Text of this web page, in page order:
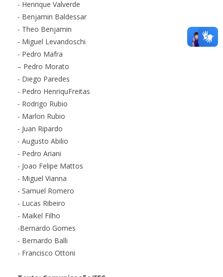
- Henrique Valverde
- Benjamin Baldessar
- Theo Benjamin
- Miguel Levandoschi
- Pedro Mafra
– Pedro Morato
- Diego Paredes
- Pedro HenriquFreitas
- Rodrigo Rubio
- Marlon Rubio
- Juan Ripardo
- Augusto Abilio
- Pedro Ariani
- Joao Felipe Mattos
- Miguel Vianna
- Samuel Romero
- Lucas Ribeiro
- Maikel Filho
-Bernardo Gomes
- Bernardo Balli
- Francisco Ottoni